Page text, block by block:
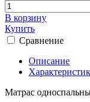
В корзину
Купить
Сравнение
Описание
Матрас